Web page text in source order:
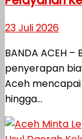
23 Juli 2026
BANDA ACEH
penyerapan
Aceh
hingga...